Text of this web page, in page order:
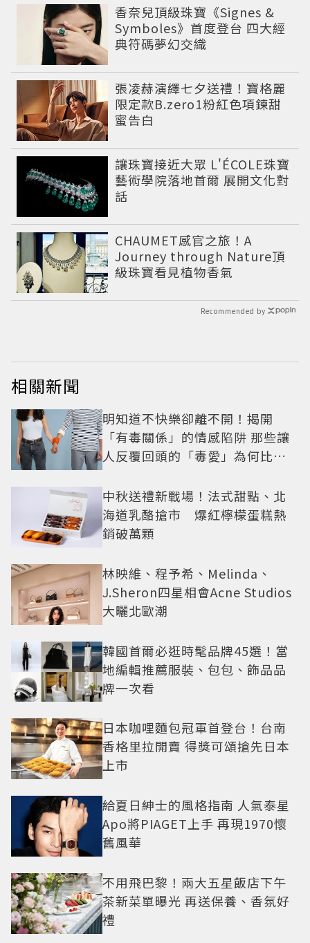
香奈兒頂級珠寶《Signes &
Symboles》首度登台 四大經
典符碼夢幻交織
張凌赫演繹七夕送禮！寶格麗
限定款B.zero1粉紅色項鍊甜
蜜告白
讓珠寶接近大眾 L'ÉCOLE珠寶
藝術學院落地首爾 展開文化對
話
CHAUMET感官之旅！A
Journey through Nature頂
級珠寶看見植物香氣
Recommended by
相關新聞
明知道不快樂卻離不開！揭開
「有毒關係」的情感陷阱 那些讓
人反覆回頭的「毒愛」為何比菸
中秋送禮新戰場！法式甜點、北
海道乳酪搶市 爆紅檸檬蛋糕熱
銷破萬顆
林映維、程予希、Melinda、
J.Sheron四星相會Acne Studios
大曬北歐潮
韓國首爾必逛時髦品牌45選！當
地編輯推薦服裝、包包、飾品品
牌一次看
日本咖哩麵包冠軍首登台！台南
香格里拉開賣 得獎可頌搶先日本
上市
給夏日紳士的風格指南 人氣泰星
Apo將PIAGET上手 再現1970懷
舊風華
不用飛巴黎！兩大五星飯店下午
茶新菜單曝光 再送保養、香氛好
禮